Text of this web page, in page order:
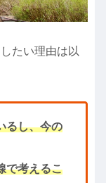
たい理由は以
るし、今の
で考えるこ